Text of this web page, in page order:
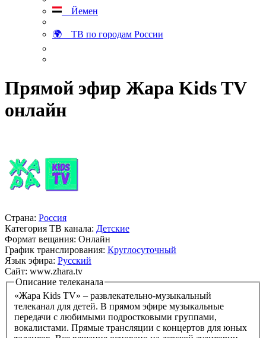
Йемен
🌍 ТВ по городам России
Прямой эфир Жара Kids TV
онлайн
Страна: Россия
Категория ТВ канала: Детские
Формат вещания: Онлайн
График транслирования: Круглосуточный
Язык эфира: Русский
Сайт: www.zhara.tv
Описание телеканала
«Жара Kids TV» – развлекательно-музыкальный
телеканал для детей. В прямом эфире музыкальные
передачи с любимыми подростковыми группами,
вокалистами. Прямые трансляции с концертов для юных